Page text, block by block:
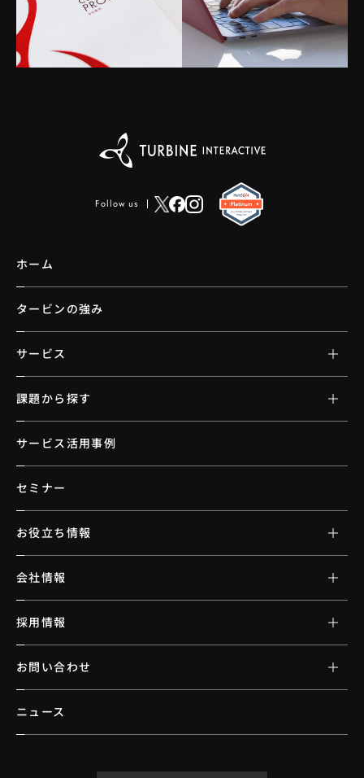
Follow us
ホーム
タービンの強み
サービス
課題から探す
サービス活用事例
セミナー
お役立ち情報
会社情報
採用情報
お問い合わせ
ニュース